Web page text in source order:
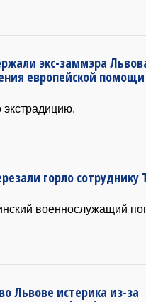
экс-заммэра
европейской
экстрадицию.
горло сотруднику
военнослужащий
Львове истерика из-за